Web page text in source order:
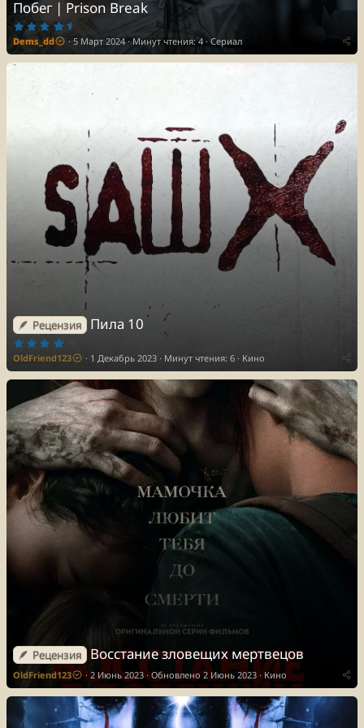
Побег | Prison Break
7
5
з
Dems_dd 5 Март 2024 Минут чтения: 4 Сериал
🪶 Рецензия Пила 10
.
0
0
з
в
ё
з
д
OldFriend123 1 Декабрь 2023 Минут чтения: 6 Кино
🪶 Рецензия Восстание зловещих мертвецов
OldFriend123 2 Июнь 2023 Обновлено2 Июнь 2023 Кино